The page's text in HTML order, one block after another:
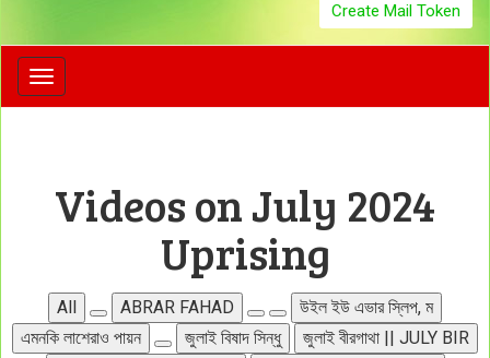
Create Mail Token
Toggle
navigation
Videos on July 2024
Uprising
All ABRAR FAHAD
উইল ইউ এভার স্লিপ, ম
এমনকি লাশেরাও পায়ন
জুলাই বিষাদ সিন্ধু
জুলাই বীরগাথা || JULY BIR